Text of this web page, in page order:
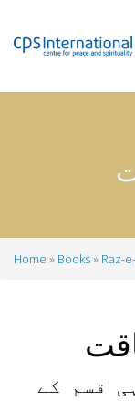
Home Books Raz-
قسم کے